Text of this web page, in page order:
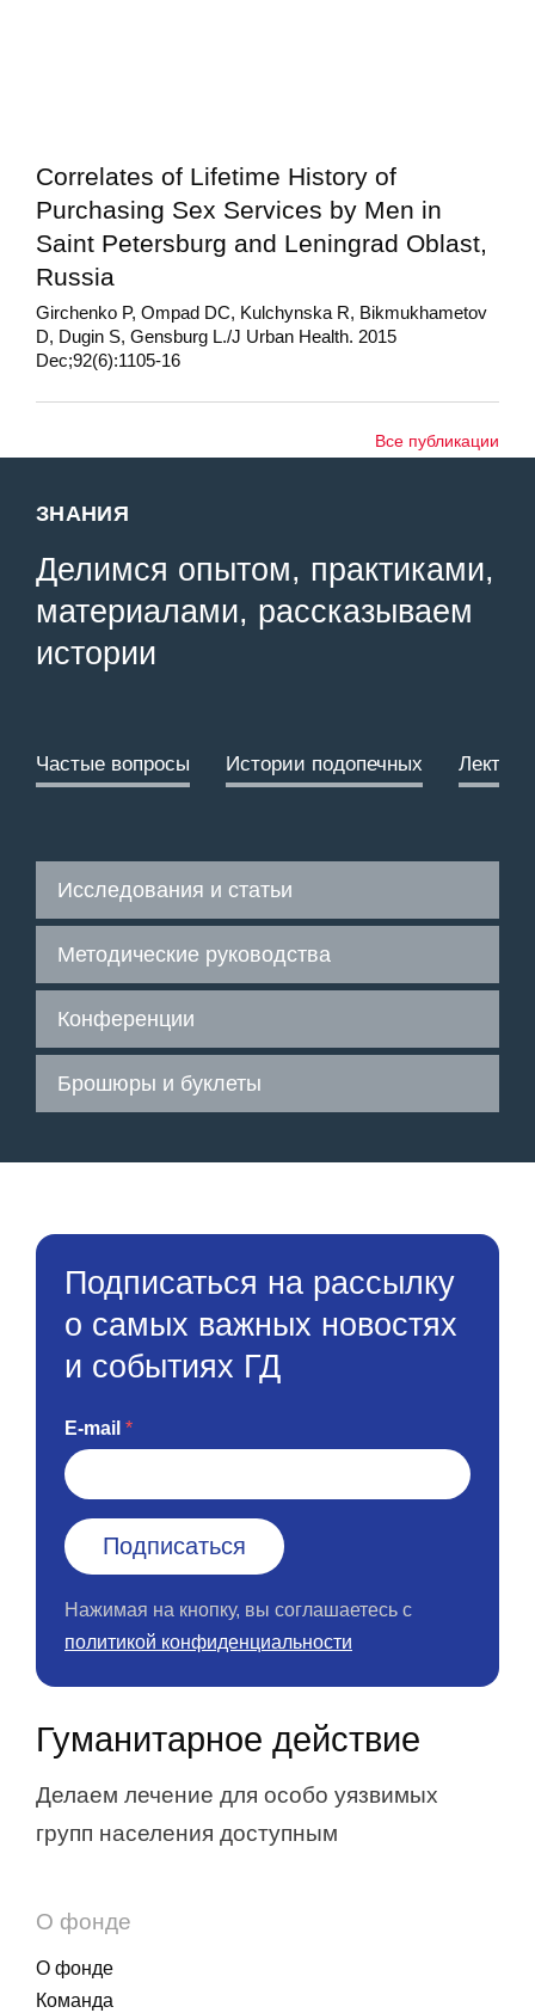
Correlates of Lifetime History of
Purchasing Sex Services by Men in
Saint Petersburg and Leningrad Oblast,
Russia
Girchenko P, Ompad DC, Kulchynska R, Bikmukhametov
D, Dugin S, Gensburg L./J Urban Health. 2015
Dec;92(6):1105-16
Все публикации
ЗНАНИЯ
Делимся опытом, практиками,
материалами, рассказываем
истории
Частые вопросы Истории подопечных
Исследования и статьи
Методические руководства
Конференции
Брошюры и буклеты
Подписаться на рассылку
о самых важных новостях
и событиях ГД
E-mail
Нажимая на кнопку, вы соглашаетесь с
политикой конфиденциальности
Гуманитарное действие
Делаем лечение для особо уязвимых
групп населения доступным
О фонде
О фонде
Команда